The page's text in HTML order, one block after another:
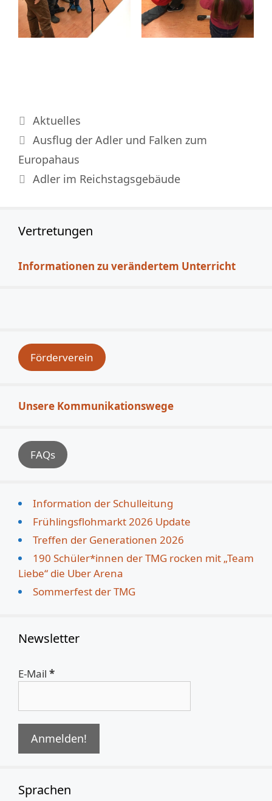
Kategorien
Aktuelles
Ausflug der Adler und Falken zum
Europahaus
Adler im Reichstagsgebäude
Vertretungen
Informationen zu verändertem Unterricht
Förderverein
Unsere Kommunikationswege
FAQs
Information der Schulleitung
Frühlingsflohmarkt 2026 Update
Treffen der Generationen 2026
190 Schüler*innen der TMG rocken mit „Team
Liebe“ die Uber Arena
Sommerfest der TMG
Newsletter
E-Mail *
Sprachen